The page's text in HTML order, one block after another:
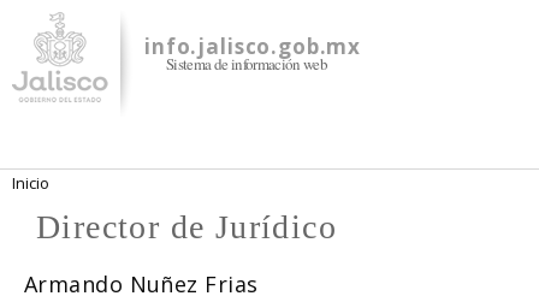
contenido
principal
info.jalisco.gob.mx
Sistema de información web
Se encuentra usted aquí
Inicio
Director de Jurídico
Armando Nuñez Frias